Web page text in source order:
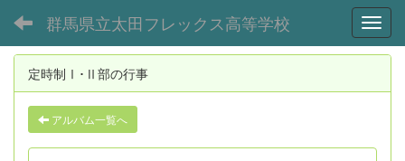
群馬県立太田フレックス高等学校
定時制Ⅰ･Ⅱ部の行事
アルバム一覧へ